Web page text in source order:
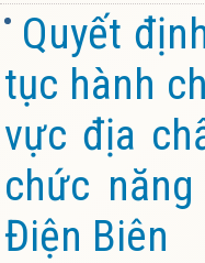
Quyết
tục hành
vực địa
chức
Điện Biên